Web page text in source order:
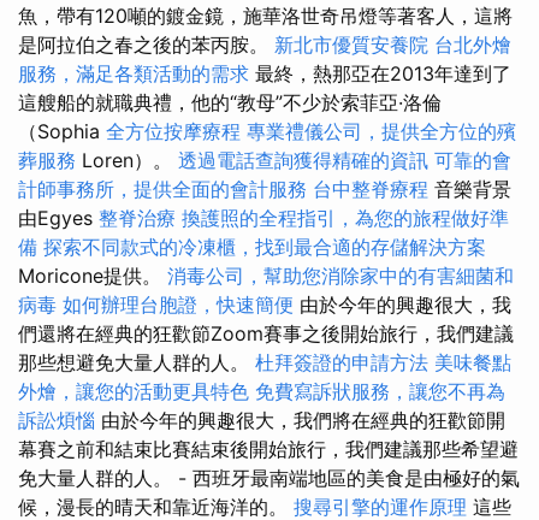
魚，帶有120噸的鍍金鏡，施華洛世奇吊燈等著客人，這將
是阿拉伯之春之後的苯丙胺。 新北市優質安養院 台北外燴
服務，滿足各類活動的需求 最終，熱那亞在2013年達到了
這艘船的就職典禮，他的“教母”不少於索菲亞·洛倫
（Sophia 全方位按摩療程 專業禮儀公司，提供全方位的殯
葬服務 Loren）。 透過電話查詢獲得精確的資訊 可靠的會
計師事務所，提供全面的會計服務 台中整脊療程 音樂背景
由Egyes 整脊治療 換護照的全程指引，為您的旅程做好準
備 探索不同款式的冷凍櫃，找到最合適的存儲解決方案
Moricone提供。 消毒公司，幫助您消除家中的有害細菌和
病毒 如何辦理台胞證，快速簡便 由於今年的興趣很大，我
們還將在經典的狂歡節Zoom賽事之後開始旅行，我們建議
那些想避免大量人群的人。 杜拜簽證的申請方法 美味餐點
外燴，讓您的活動更具特色 免費寫訴狀服務，讓您不再為
訴訟煩惱 由於今年的興趣很大，我們將在經典的狂歡節開
幕賽之前和結束比賽結束後開始旅行，我們建議那些希望避
免大量人群的人。 - 西班牙最南端地區的美食是由極好的氣
候，漫長的晴天和靠近海洋的。 搜尋引擎的運作原理 這些